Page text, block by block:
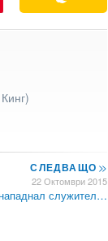
СЛЕДВАЩО>>
22 Октомври 2015
служител…